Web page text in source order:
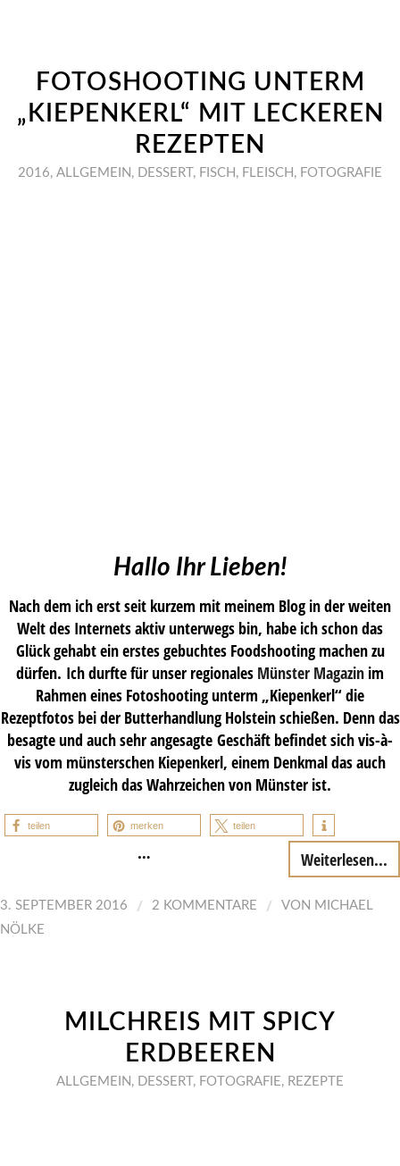
FOTOSHOOTING UNTERM
„KIEPENKERL“ MIT LECKEREN
REZEPTEN
2016, ALLGEMEIN , DESSERT , FISCH , FLEISCH , FOTOGRAFIE
Hallo Ihr Lieben!
Nach dem ich erst seit kurzem mit meinem Blog in der weiten
Welt des Internets aktiv unterwegs bin, habe ich schon das
Glück gehabt ein erstes gebuchtes Foodshooting machen zu
dürfen. Ich durfte für unser regionales Münster Magazin im
Rahmen eines Fotoshooting unterm „Kiepenkerl“ die
Rezeptfotos bei der Butterhandlung Holstein schießen. Denn das
besagte und auch sehr angesagte Geschäft befindet sich vis-à-
vis vom münsterschen Kiepenkerl, einem Denkmal das auch
zugleich das Wahrzeichen von Münster ist.
teilen merken teilen
… Weiterlesen...
3. SEPTEMBER 2016 / 2 KOMMENTARE / VON MICHAEL
NÖLKE
MILCHREIS MIT SPICY
ERDBEEREN
ALLGEMEIN , DESSERT , FOTOGRAFIE , REZEPTE